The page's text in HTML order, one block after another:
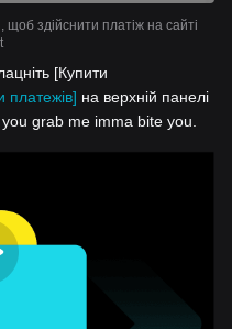
щоб здійснити платіж на сайті
[Купити
платежів] на верхній панелі
you grab me imma bite you.